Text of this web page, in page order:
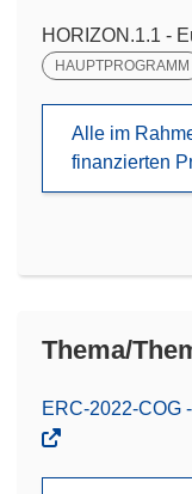
HORIZON.1.1 -
HAUPTPROGRAMM
Alle im
finanzierten
Thema/
ERC-2022-COG